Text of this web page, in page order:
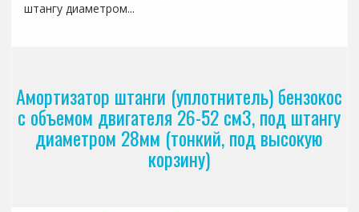
штангу диаметром...
Амортизатор штанги (уплотнитель) бензокос
с объемом двигателя 26-52 см3, под штангу
диаметром 28мм (тонкий, под высокую
корзину)